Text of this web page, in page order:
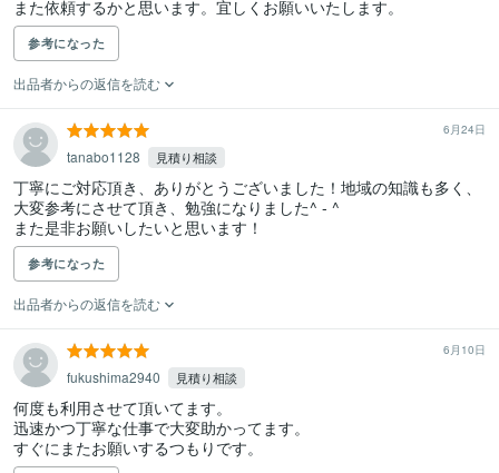
また依頼するかと思います。宜しくお願いいたします。
参考になった
出品者からの返信を読む
6月24日
tanabo1128 見積り相談
丁寧にご対応頂き、ありがとうございました！地域の知識も多く、
大変参考にさせて頂き、勉強になりました^ - ^
また是非お願いしたいと思います！
参考になった
出品者からの返信を読む
6月10日
fukushima2940 見積り相談
何度も利用させて頂いてます。
迅速かつ丁寧な仕事で大変助かってます。
すぐにまたお願いするつもりです。